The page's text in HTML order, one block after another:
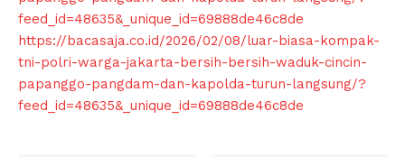
feed_id=48635&_unique_id=69888de46c8de
https://bacasaja.co.id/2026/02/08/luar-biasa-kompak-
tni-polri-warga-jakarta-bersih-bersih-waduk-cincin-
papanggo-pangdam-dan-kapolda-turun-langsung/?
feed_id=48635&_unique_id=69888de46c8de